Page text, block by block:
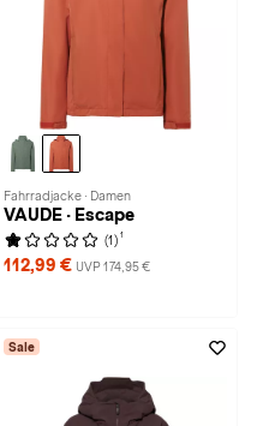
Fahrradjacke · Damen
VAUDE · Escape
(1) 1
112,99 € UVP 174,95 €
Sale